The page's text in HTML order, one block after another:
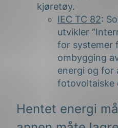
kjøretøy.
IEC TC 82:
utvikler
for systemer
ombygging
energi og for
fotovoltaiske
Hentet energi